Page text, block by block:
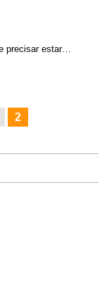
precisar estar…
2